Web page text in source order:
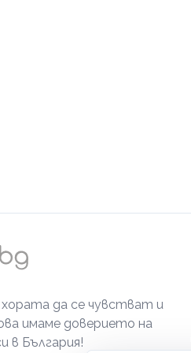
хората да се чувстват и
имаме доверието на
в България!